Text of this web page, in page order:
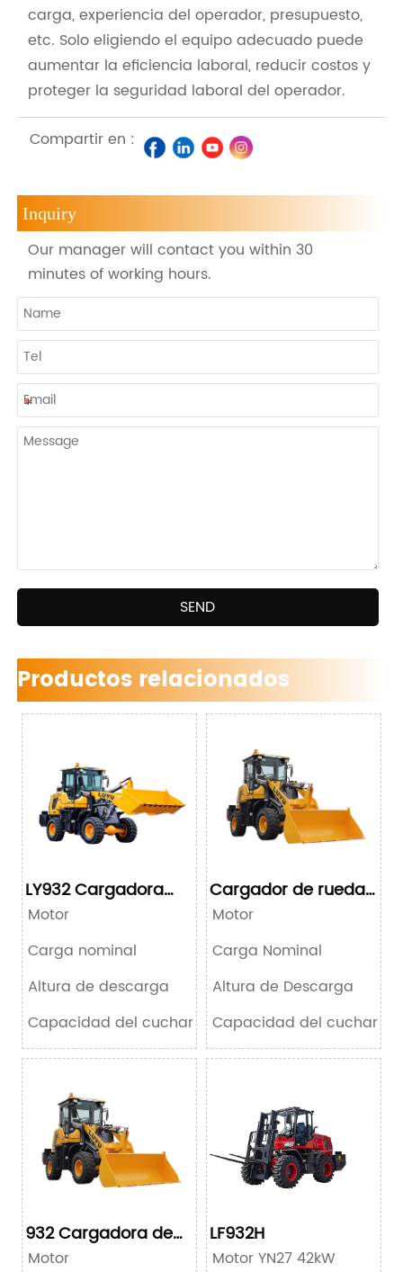
carga, experiencia del operador, presupuesto,
etc. Solo eligiendo el equipo adecuado puede
aumentar la eficiencia laboral, reducir costos y
proteger la seguridad laboral del operador.
Compartir en :
Inquiry
Our manager will contact you within 30
minutes of working hours.
SEND
Productos relacionados
LY932 Cargadora
compacta de
Motor
Carga nominal
Altura de descarga
Capacidad del cucharón
Cargador de ruedas
932F
Motor
Carga Nominal
Altura de Descarga
Capacidad del cucharón
932 Cargadora de
ruedas
Motor
LF932H
Motor YN27 42kW